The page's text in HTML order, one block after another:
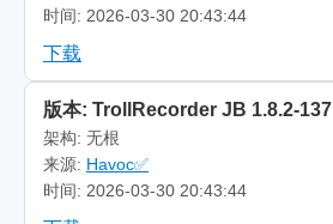
时间: 2026-03-30 20:43:44
下载
版本: TrollRecorder JB 1.8.2-137
架构: 无根
来源: Havoc✅
时间: 2026-03-30 20:43:44